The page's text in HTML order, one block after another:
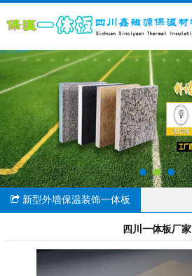
新型外墙保温装饰一体板
四川一体板厂家